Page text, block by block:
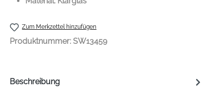
Zum Merkzettel hinzufügen
Produktnummer: SW13459
Beschreibung